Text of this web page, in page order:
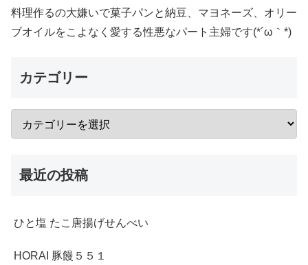
料理作るの大嫌いで菓子パンと納豆、マヨネーズ、オリー
ブオイルをこよなく愛する性悪なパート主婦です(*´ω｀*)
カテゴリー
最近の投稿
ひと塩 たこ唐揚げせんべい
HORAI 豚饅５５１